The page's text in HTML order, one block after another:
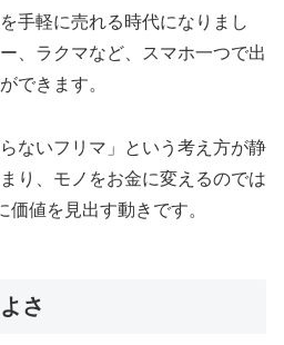
手軽に売れる時代になりまし
、ラクマなど、スマホ一つで出
できます。
ないフリマ」という考え方が静
り、モノをお金に変えるのでは
価値を見出す動きです。
さ